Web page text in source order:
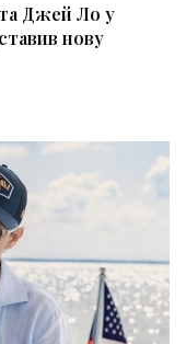
Джей Ло у
нову